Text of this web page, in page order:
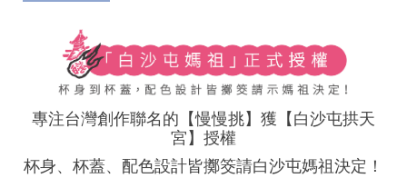
專注台灣創作聯名的【慢慢挑】獲【白沙屯拱天
宮】授權
杯身、杯蓋、配色設計皆擲筊請白沙屯媽祖決定！